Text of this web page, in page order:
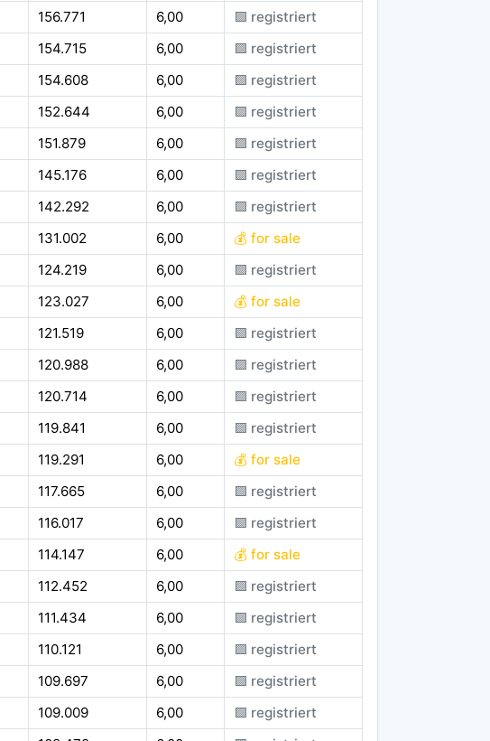
156.771 6,00
🟪 registriert
154.715 6,00
🟪 registriert
154.608 6,00
🟪 registriert
152.644 6,00
🟪 registriert
151.879 6,00
🟪 registriert
145.176 6,00
🟪 registriert
142.292 6,00
🟪 registriert
131.002 6,00
💰 for sale
124.219 6,00
🟪 registriert
123.027 6,00
💰 for sale
121.519 6,00
🟪 registriert
120.988 6,00
🟪 registriert
120.714 6,00
🟪 registriert
119.841 6,00
🟪 registriert
119.291 6,00
💰 for sale
117.665 6,00
🟪 registriert
116.017 6,00
🟪 registriert
114.147 6,00
💰 for sale
112.452 6,00
🟪 registriert
111.434 6,00
🟪 registriert
110.121 6,00
🟪 registriert
109.697 6,00
🟪 registriert
109.009 6,00
🟪 registriert